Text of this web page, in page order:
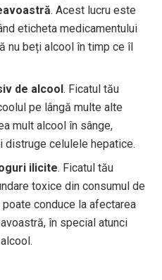
. Acest lucru este
eticheta medicamentului
nu beți alcool în timp ce îl
de alcool. Ficatul tău
pe lângă multe alte
mult alcool în sânge,
celulele hepatice.
ilicite. Ficatul tău
toxice din consumul de
poate conduce la afectarea
în special atunci